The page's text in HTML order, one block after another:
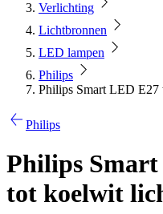
Verlichting
Lichtbronnen
LED lampen
Philips
Philips Smart LED
Philips
Philips
tot koelwit